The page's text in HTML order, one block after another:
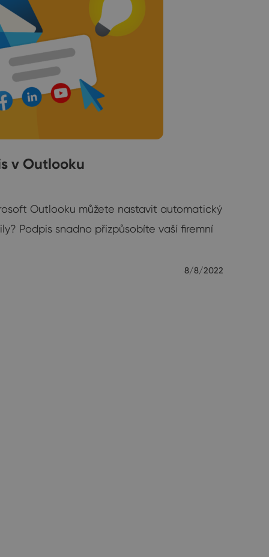
v Outlooku
Outlooku můžete nastavit automatický
Podpis snadno přizpůsobíte vaší firemní
8/8/2022